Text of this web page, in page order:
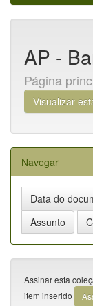
AP -
Página
Visualizar
Navegar
Assinar esta
item inserido